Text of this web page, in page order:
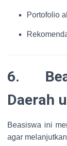
Portofolio
6.
Daerah
Beasiswa ini
agar